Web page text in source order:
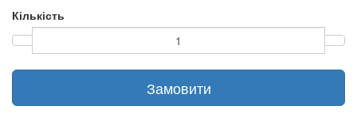
Кількість
Замовити